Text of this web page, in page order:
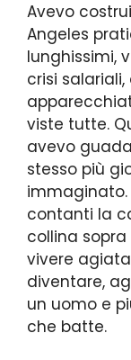
Avevo
Angeles
lunghissimi,
crisi
viste tutte.
avevo
stesso più
immaginato.
contanti la
collina
vivere
diventare,
un uomo e
che batte.